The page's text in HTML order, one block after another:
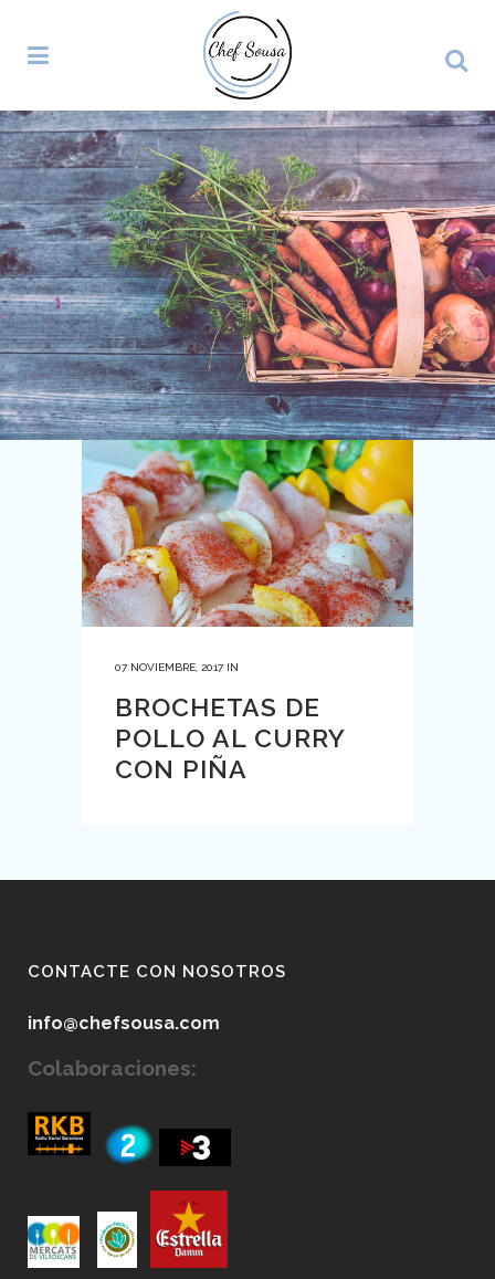
07 NOVIEMBRE, 2017 IN
BROCHETAS DE
POLLO AL CURRY
CON PIÑA
CONTACTE CON NOSOTROS
info@chefsousa.com
Colaboraciones: